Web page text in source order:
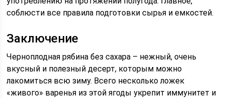
соблюсти все правила подготовки сырья и емкостей.
Заключение
Черноплодная рябина без сахара – нежный, очень
вкусный и полезный десерт, которым можно
лакомиться всю зиму. Всего несколько ложек
«живого» варенья из этой ягоды укрепит иммунитет и